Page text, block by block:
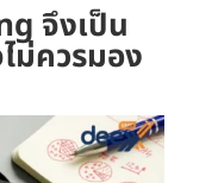
จึงเป็น
ม่ควรมอง